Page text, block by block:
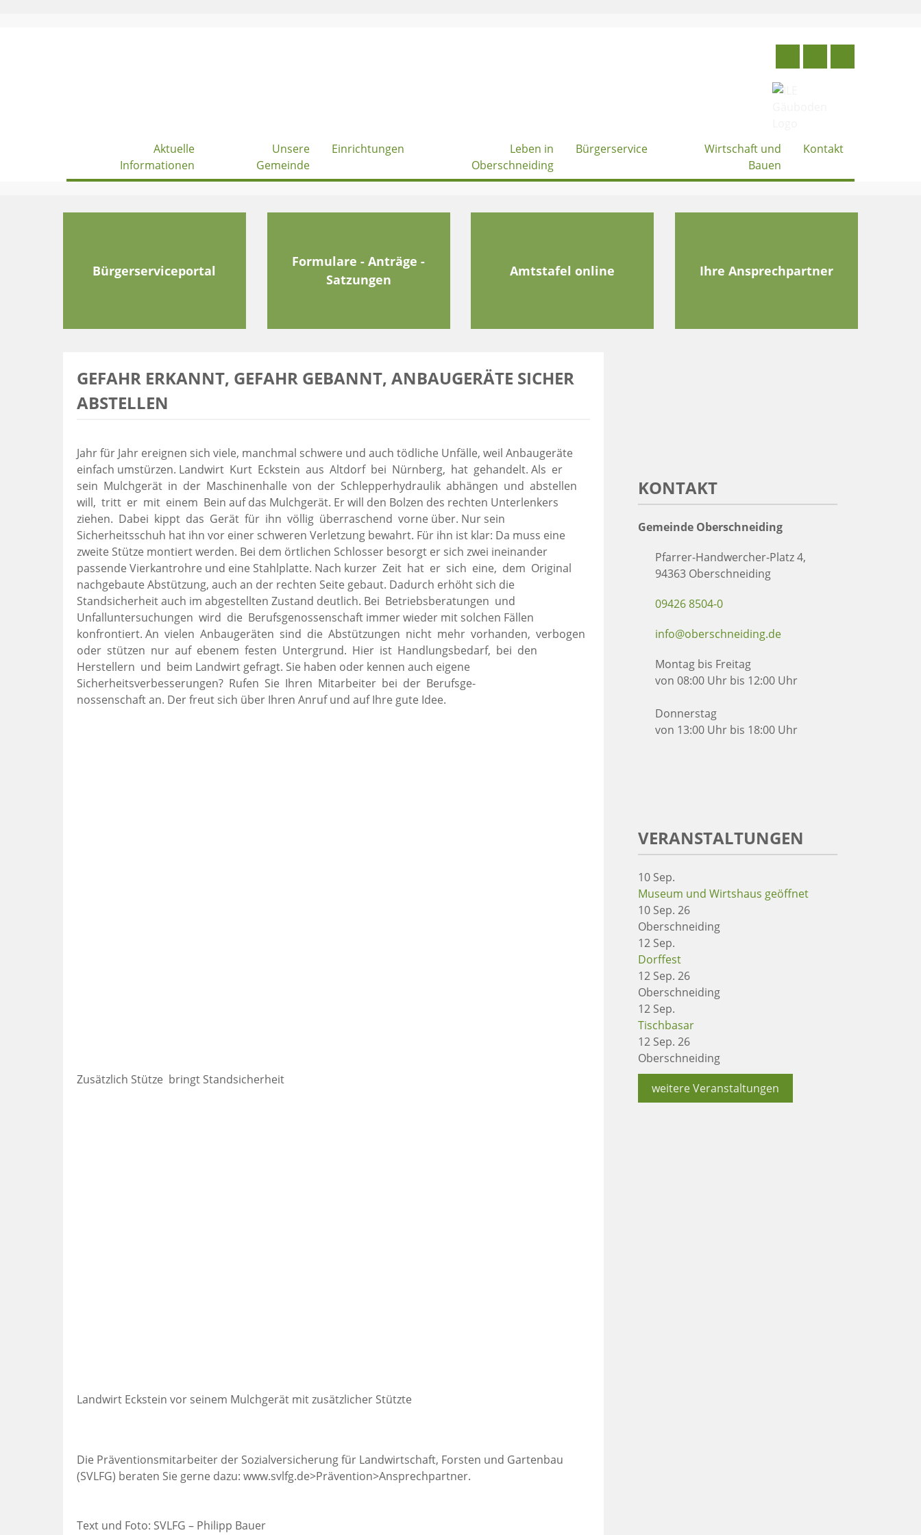
Aktuelle
Informationen
Unsere
Gemeinde
Einrichtungen
Leben in
Oberschneiding
Bürgerservice
Wirtschaft und
Bauen
Kontakt
Bürgerserviceportal
Formulare - Anträge -
Satzungen
Amtstafel online Ihre Ansprechpartner
GEFAHR ERKANNT, GEFAHR GEBANNT, ANBAUGERÄTE SICHER
ABSTELLEN
Jahr für Jahr ereignen sich viele, manchmal schwere und auch tödliche Unfälle, weil Anbaugeräte
einfach umstürzen. Landwirt Kurt Eckstein aus Altdorf bei Nürnberg, hat gehandelt. Als er
sein Mulchgerät in der Maschinenhalle von der Schlepperhydraulik abhängen und abstellen
will, tritt er mit einem Bein auf das Mulchgerät. Er will den Bolzen des rechten Unterlenkers
ziehen. Dabei kippt das Gerät für ihn völlig überraschend vorne über. Nur sein
Sicherheitsschuh hat ihn vor einer schweren Verletzung bewahrt. Für ihn ist klar: Da muss eine
zweite Stütze montiert werden. Bei dem örtlichen Schlosser besorgt er sich zwei ineinander
passende Vierkantrohre und eine Stahlplatte. Nach kurzer Zeit hat er sich eine, dem Original
nachgebaute Abstützung, auch an der rechten Seite gebaut. Dadurch erhöht sich die
Standsicherheit auch im abgestellten Zustand deutlich. Bei Betriebsberatungen und
Unfalluntersuchungen wird die Berufsgenossenschaft immer wieder mit solchen Fällen
konfrontiert. An vielen Anbaugeräten sind die Abstützungen nicht mehr vorhanden, verbogen
oder stützen nur auf ebenem festen Untergrund. Hier ist Handlungsbedarf, bei den
Herstellern und beim Landwirt gefragt. Sie haben oder kennen auch eigene
Sicherheitsverbesserungen? Rufen Sie Ihren Mitarbeiter bei der Berufsge-
nossenschaft an. Der freut sich über Ihren Anruf und auf Ihre gute Idee.
Zusätzlich Stütze bringt Standsicherheit
Landwirt Eckstein vor seinem Mulchgerät mit zusätzlicher Stützte
Die Präventionsmitarbeiter der Sozialversicherung für Landwirtschaft, Forsten und Gartenbau
(SVLFG) beraten Sie gerne dazu: www.svlfg.de>Prävention>Ansprechpartner.
Text und Foto: SVLFG – Philipp Bauer
KONTAKT
Gemeinde Oberschneiding
Pfarrer-Handwercher-Platz 4,
94363 Oberschneiding
09426 8504-0
info@oberschneiding.de
Montag bis Freitag
von 08:00 Uhr bis 12:00 Uhr
Donnerstag
von 13:00 Uhr bis 18:00 Uhr
VERANSTALTUNGEN
10 Sep.
Museum und Wirtshaus geöffnet
10 Sep. 26
Oberschneiding
12 Sep.
Dorffest
12 Sep. 26
Oberschneiding
12 Sep.
Tischbasar
12 Sep. 26
Oberschneiding
weitere Veranstaltungen